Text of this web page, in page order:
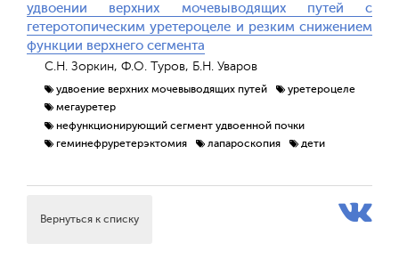
удвоении верхних мочевыводящих путей с
гетеротопическим уретероцеле и резким снижением
функции верхнего сегмента
С.Н. Зоркин, Ф.О. Туров, Б.Н. Уваров
удвоение верхних мочевыводящих путей
уретероцеле
мегауретер
нефункционирующий сегмент удвоенной почки
геминефруретерэктомия
лапароскопия дети
Вернуться к списку